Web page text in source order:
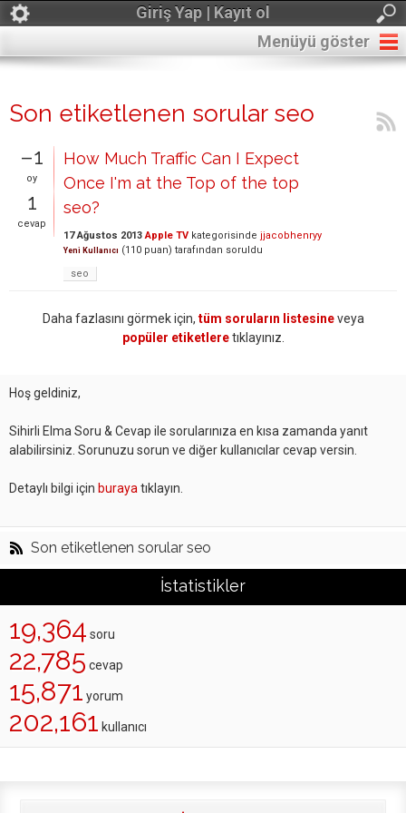
Giriş Yap | Kayıt ol
Menüyü göster
Son etiketlenen sorular seo
–1
oy
1
cevap
How Much Traffic Can I Expect
Once I'm at the Top of the top
seo?
17 Ağustos 2013 Apple TV kategorisinde jjacobhenryy
Yeni Kullanıcı (110 puan) tarafından soruldu
seo
Daha fazlasını görmek için, tüm soruların listesineveya
popüler etiketleretıklayınız.
Hoş geldiniz,
Sihirli Elma Soru & Cevap ile sorularınıza en kısa zamanda yanıt
alabilirsiniz. Sorunuzu sorun ve diğer kullanıcılar cevap versin.
Detaylı bilgi için buraya tıklayın.
Son etiketlenen sorular seo
İstatistikler
19,364 soru
22,785 cevap
15,871 yorum
202,161 kullanıcı